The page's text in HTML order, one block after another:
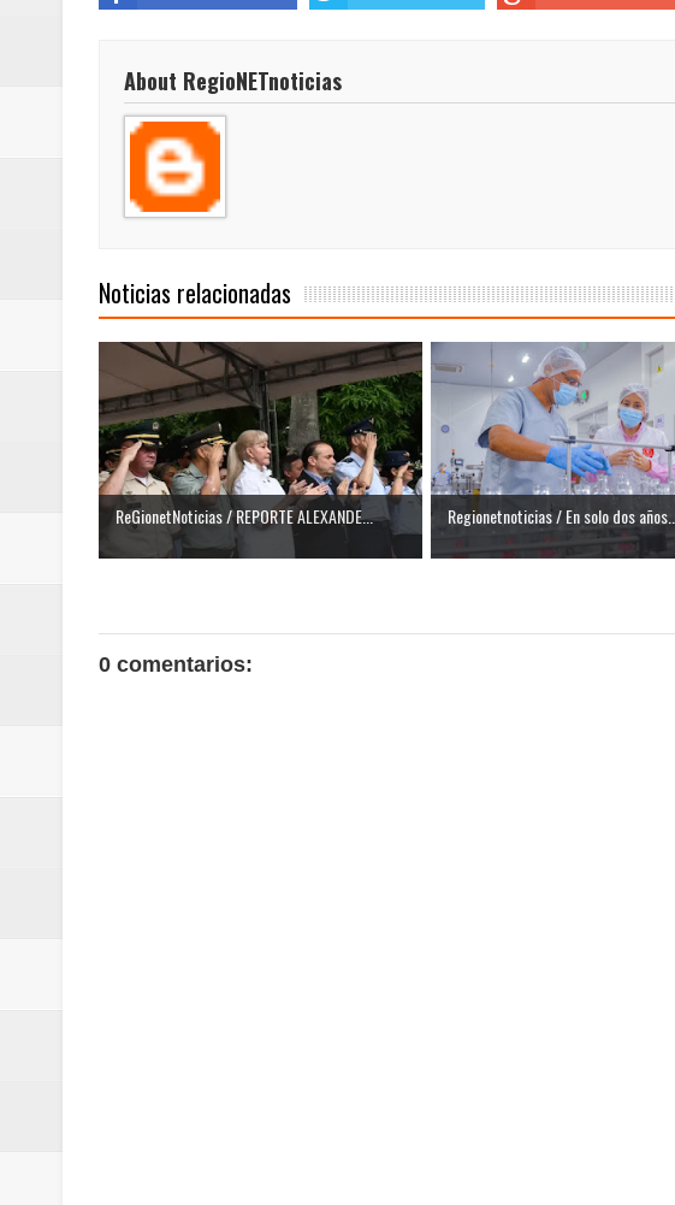
Regionetnoticias / En solo dos años y siete
transferencias prevista para los 4 años de
About RegioNETnoticias
Noticias relacionadas
ReGionetNoticias / REPORTE ALEXANDE... Regionetnoticias / En solo dos
0 comentarios: